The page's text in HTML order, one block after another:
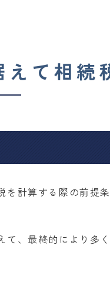
て相続
計算する際の前提
、最終的により多